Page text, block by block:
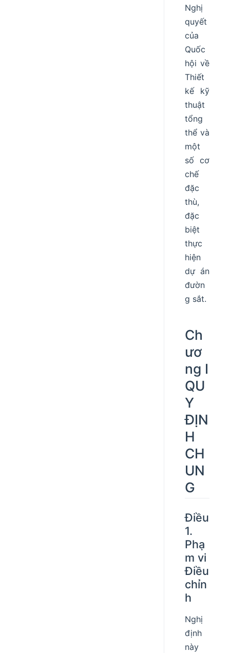
Nghị
quyết
của
Quốc
hội về
Thiết
kế kỹ
thuật
tổng
thể và
một
số cơ
chế
đặc
thù,
đặc
biệt
thực
hiện
dự án
đườn
g sắt.
Ch
ươ
ng I
QU
Y
ĐỊN
H
CH
UN
G
Điều
1.
Phạ
m vi
Điều
chỉn
h
Nghị
định
này